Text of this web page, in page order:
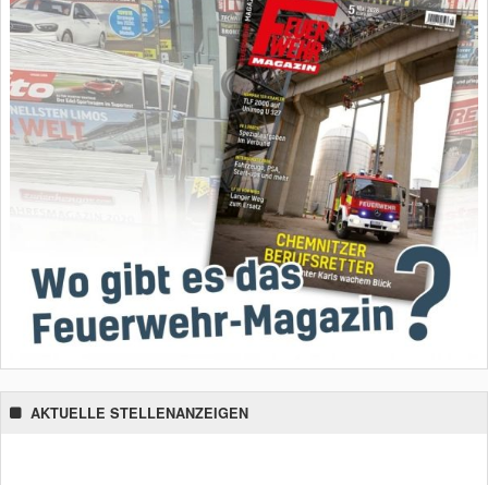
AKTUELLE STELLENANZEIGEN